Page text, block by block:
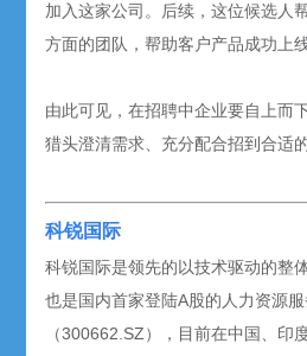
加入这家公司。后续，这位候选人
方面的团队，帮助客户产品成功上线
由此可见，在招聘中企业要自上而
猎头澄清需求、充分配合招到合适的
科锐国际
科锐国际是领先的以技术驱动的整
也是国内首家登陆A股的人力资源
（300662.SZ），目前在中国、印